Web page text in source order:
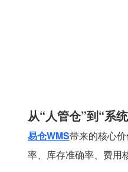
从“人管仓”到“系
易仓WMS带来的核心
率、库存准确率、费用